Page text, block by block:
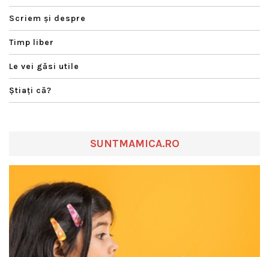
Scriem şi despre
Timp liber
Le vei găsi utile
Ştiaţi că?
SUNTMAMICA.RO